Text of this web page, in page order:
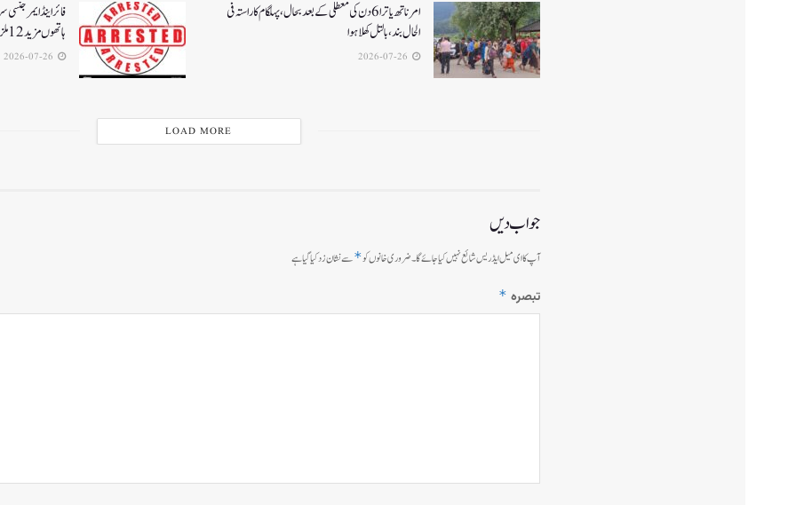
امرناتھ یاترا 6دن کی معطلی کے بعد بحال،پہلگام کا راستہ فی
الحال بند، بالتل کھلا ہوا
فائر اینڈ
ہاتھوں مزید 12 ملزمان گرفتار
LOAD MORE
جواب دیں
آپ کا ای میل ایڈریس شائع نہیں کیا جائے گا۔ضروری خانوں کو*سے نشان زد کیا گیا ہے
تبصرہ *